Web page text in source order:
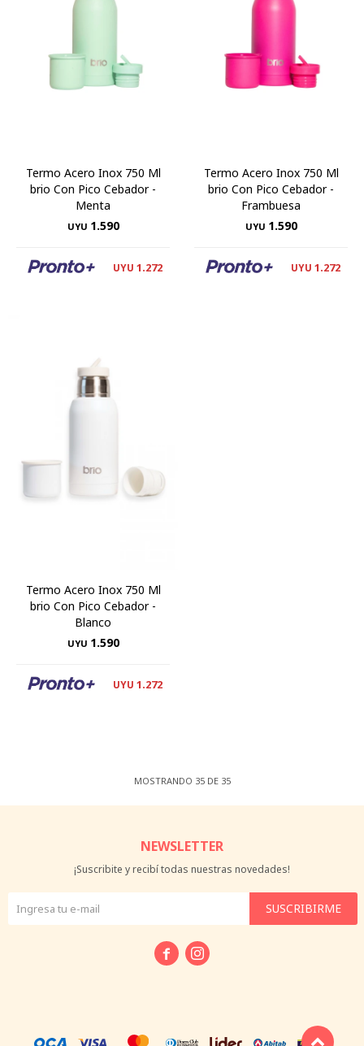
Termo Acero Inox 750 Ml
brio Con Pico Cebador -
Menta
UYU 1.590
UYU 1.272
Termo Acero Inox 750 Ml
brio Con Pico Cebador -
Frambuesa
UYU 1.590
UYU 1.272
Termo Acero Inox 750 Ml
brio Con Pico Cebador -
Blanco
UYU 1.590
UYU 1.272
MOSTRANDO 35DE 35
NEWSLETTER
¡Suscribite y recibí todas nuestras novedades!
SUSCRIBIRME
 